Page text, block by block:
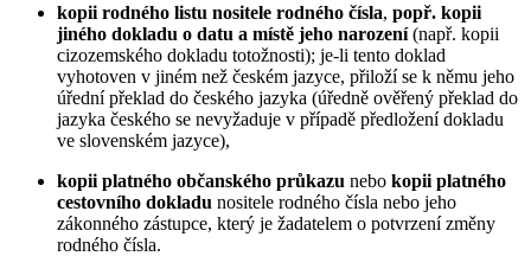
kopii rodného listu nositele rodného čísla, popř. kopii
jiného dokladu o datu a místě jeho narození(např. kopii
cizozemského dokladu totožnosti); je-li tento doklad
vyhotoven v jiném než českém jazyce, přiloží se k němu jeho
úřední překlad do českého jazyka (úředně ověřený překlad do
jazyka českého se nevyžaduje v případě předložení dokladu
ve slovenském jazyce),
kopii platného občanského průkazu nebo kopii platného
cestovního dokladu nositele rodného čísla nebo jeho
zákonného zástupce, který je žadatelem o potvrzení změny
rodného čísla.